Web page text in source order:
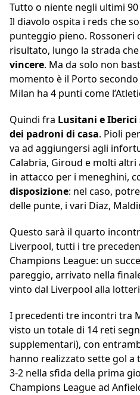
Tutto o niente negli ultimi
Il diavolo ospita i reds che
punteggio pieno. Rossoneri
risultato, lungo la strada
vincere. Ma da solo non
momento è il Porto
Milan ha 4 punti come
Quindi fra Lusitani e
dei padroni di casa. Pioli
va ad aggiungersi agli
Calabria, Giroud e molti
in attacco per i meneghini,
disposizione: nel caso,
delle punte, i vari Diaz,
Questo sarà il quarto
Liverpool, tutti i tre
Champions League: un
pareggio, arrivato nella
vinto dal Liverpool alla
I precedenti tre incontri tra
visto un totale di 14 reti
supplementari), con
hanno realizzato sette gol a
3-2 nella sfida della prima
Champions League ad